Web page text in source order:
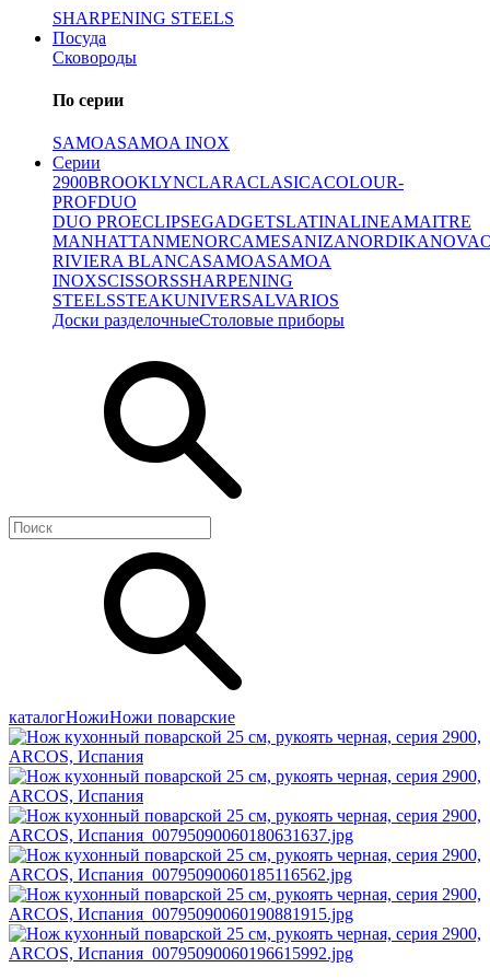
SHARPENING STEELS
Посуда
Сковороды
По серии
SAMOASAMOA INOX
Серии
2900BROOKLYNCLARACLASICACOLOUR-
PROFDUO
DUO PROECLIPSEGADGETSLATINALINEAMAITRE
MANHATTANMENORCAMESANIZANORDIKANOVA
RIVIERA BLANCASAMOASAMOA
INOXSCISSORSSHARPENING
STEELSSTEAKUNIVERSALVARIOS
Доски разделочныеСтоловые приборы
каталогНожиНожи поварские